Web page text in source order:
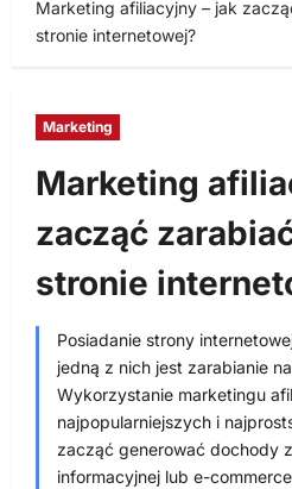
Marketing afiliacyjny – jak
stronie internetowej?
Marketing
Marketing
zacząć
stronie
Posiadanie strony
jedną z nich jest zarabianie
Wykorzystanie marketingu
najpopularniejszych i
zacząć generować dochody
informacyjnej lub e-